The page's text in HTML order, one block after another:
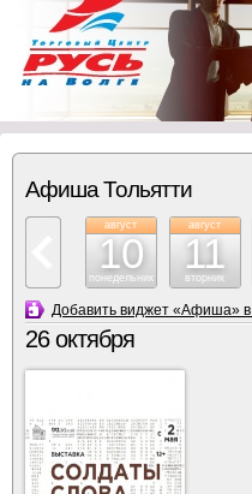
Афиша Тольятти
август
10
понедельник
август
11
вторник
Добавить виджет «Афиша» в
26 октября